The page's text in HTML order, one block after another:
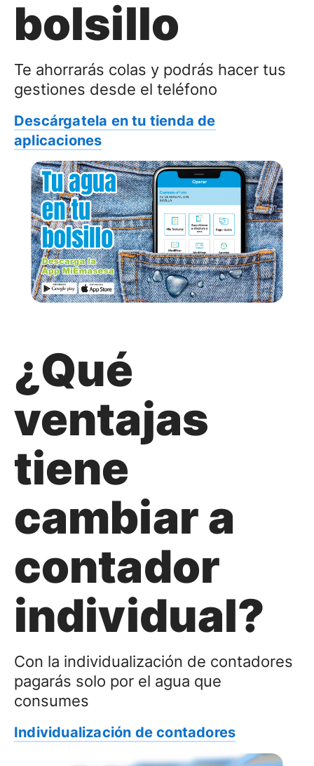
bolsillo
Te ahorrarás colas y podrás hacer tus
gestiones desde el teléfono
Descárgatela en tu tienda de
aplicaciones
¿Qué
ventajas
tiene
cambiar a
contador
individual?
Con la individualización de contadores
pagarás solo por el agua que
consumes
Individualización de contadores